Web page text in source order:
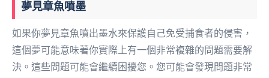
夢見章魚噴墨
如果你夢見章魚噴出墨水來保護自己免受捕食者的侵害，
這個夢可能意味著你實際上有一個非常複雜的問題需要解
決。這些問題可能會繼續困擾您。您可能會發現問題非常